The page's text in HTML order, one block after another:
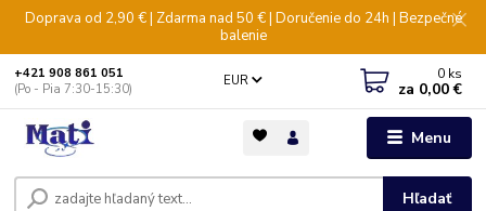
Doprava od 2,90 € | Zdarma nad 50 € | Doručenie do 24h | Bezpečné
balenie
Menu
EUR
Hľadať
+421 908 861 051
(Po - Pia 7:30-15:30)
0 ks
za 0,00 €